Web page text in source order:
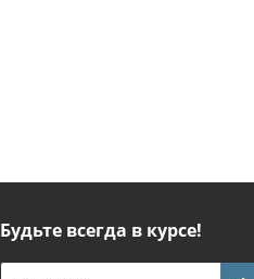
Будьте всегда в курсе!